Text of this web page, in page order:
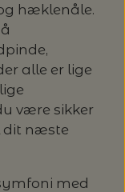
hæklenåle.
alle er lige
være sikker
dit næste
med